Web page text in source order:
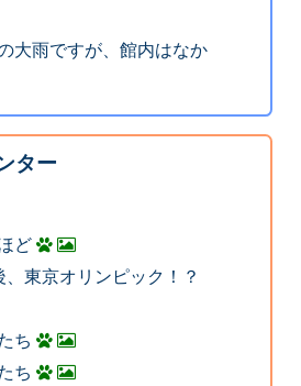
大雨ですが、館内はなか
ター
ど
、東京オリンピック！？
ち
ち